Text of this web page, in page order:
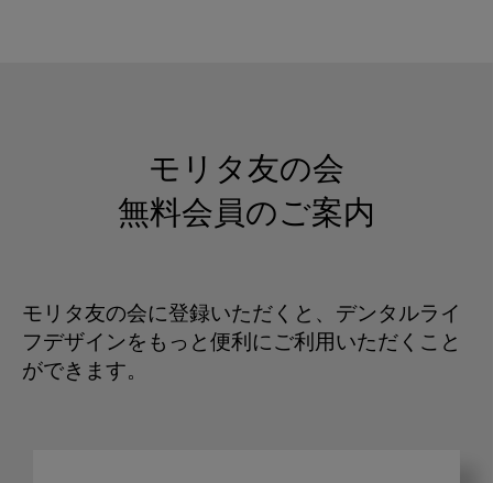
モリタ友の会
無料会員のご案内
モリタ友の会に登録いただくと、デンタルライ
フデザインをもっと便利にご利用いただくこと
ができます。